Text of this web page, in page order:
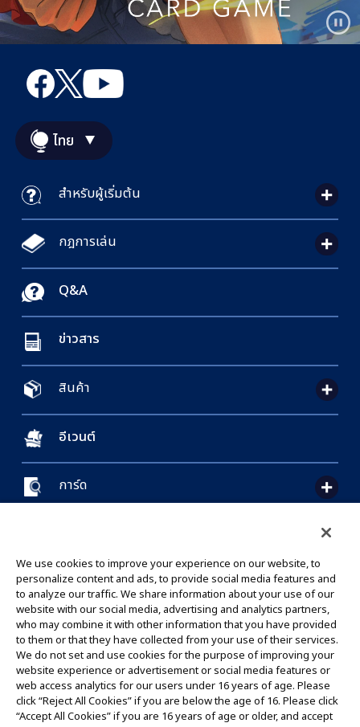
ไทย
สำหรับผู้เริ่มต้น
กฎการเล่น
Q&A
ข่าวสาร
สินค้า
อีเวนต์
การ์ด
GLOBAL ENTRANCE
©Eiichiro Oda/Shueisha
©Eiichiro Oda/Shueisha, Toei Animation
ห้ามคัดลอกรูปภาพ,ข้อความและข้อมูลทั้งหมดในเว็บไซต์นี้โดยไม่ได้รับอนุญาต
โปรดทราบว่ารูปภาพในเว็บไซต์นี้อาจแตกต่างจากสินค้าจริงที่อยู่ระหว่างการพัฒนา
We use cookies to improve your experience on our website, to
personalize content and ads, to provide social media features and
to analyze our traffic. We share information about your use of our
website with our social media, advertising and analytics partners,
who may combine it with other information that you have provided
to them or that they have collected from your use of their services.
We do not set and use cookies for the purpose of improving your
website experience or advertisement or social media features or
web access analytics for our users under 16 years of age. Please
click “Reject All Cookies” if you are below the age of 16. Please click
“Accept All Cookies” if you are 16 years of age or older, and accept